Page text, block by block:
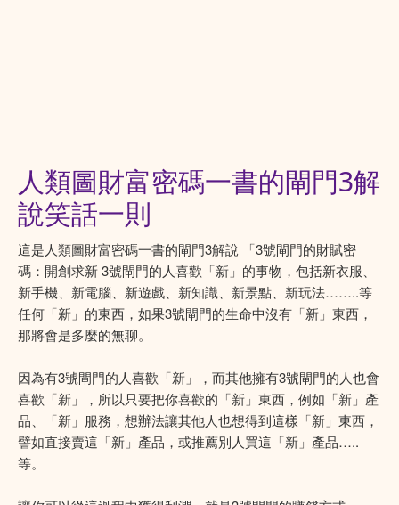
人類圖財富密碼一書的閘門3解
說笑話一則
這是人類圖財富密碼一書的閘門3解說 「3號閘門的財賦密
碼：開創求新 3號閘門的人喜歡「新」的事物，包括新衣服、
新手機、新電腦、新遊戲、新知識、新景點、新玩法……..等
任何「新」的東西，如果3號閘門的生命中沒有「新」東西，
那將會是多麼的無聊。
因為有3號閘門的人喜歡「新」，而其他擁有3號閘門的人也會
喜歡「新」，所以只要把你喜歡的「新」東西，例如「新」產
品、「新」服務，想辦法讓其他人也想得到這樣「新」東西，
譬如直接賣這「新」產品，或推薦別人買這「新」產品…..
等。